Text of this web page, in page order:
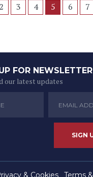
2 3 4 5 6 7
FOR NEWSLETTER
our latest updates
& Cookies Terms &